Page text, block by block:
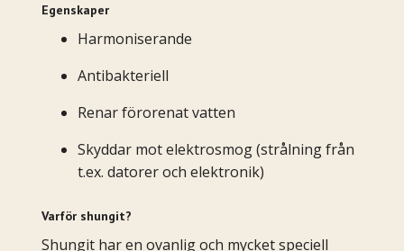
Egenskaper
Harmoniserande
Antibakteriell
Renar förorenat vatten
Skyddar mot elektrosmog (strålning från
t.ex. datorer och elektronik)
Varför shungit?
Shungit har en ovanlig och mycket speciell